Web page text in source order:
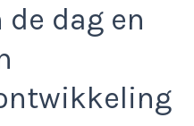
dag en